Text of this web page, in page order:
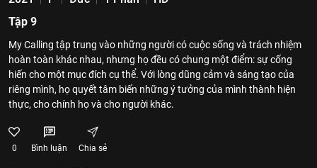
Tập 9
My Calling tập trung vào những người có cuộc sống và trách nhiệm
hoàn toàn khác nhau, nhưng họ đều có chung một điểm: sự cống
hiến cho một mục đích cụ thể. Với lòng dũng cảm và sáng tạo của
riêng mình, họ quyết tâm biến những ý tưởng của mình thành hiện
thực, cho chính họ và cho người khác.
0 Bình luận Chia sẻ